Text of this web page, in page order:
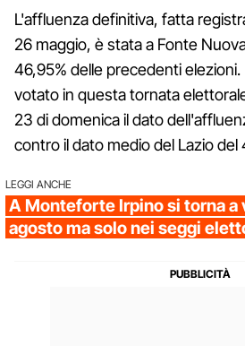
L'affluenza definitiva, fatta
26 maggio, è stata a Fonte
46,95% delle precedenti
votato in questa tornata
23 di domenica il dato
contro il dato medio del Lazio del
LEGGI ANCHE
A Monteforte Irpino si torna a
agosto ma solo nei seggi